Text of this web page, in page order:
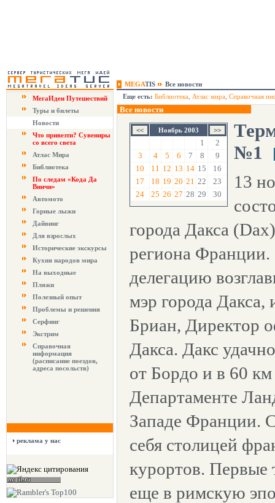
MEGATIS
Все новости
МегаИдеи Путешествий
Туры и билеты
Новости
Что привезти? Сувениры
со всего света
Атлас Мира
Библиотека
По следам «Кода Да
Винчи»
Автомото
Горные лыжи
Дайвинг
Для взрослых
Исторические экскурсы
Кухня народов мира
На выходные
Пляжи
Полезный опыт
Проблемы и решения
Серфинг
Экстрим
Справочная
информация
(расписание поездов,
адреса посольств)
реклама у нас
Еще есть: Библиотека Атлас мира Справочная
Все новости
Ноябрь 2003
1
2
3
4 5 6 7 8
9
10
11 12 13 14 15
16
17
18 19 20 21 22
23
24
25 26 27 28 29 30
№1
13
города Дакса
региона
делегацию
мэр города
Бриан, Директор
Дакса. Дакс
от Бордо и в 60
Департаменте
Западе Франции.
себя столицей
курортов. Первые
еще в римскую